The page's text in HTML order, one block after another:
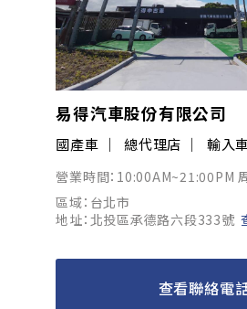
易得汽車股份有限公司
國產車 總代理店 輸入
營業時間：10:00AM~21:00PM
區域：台北市
地址：北投區承德路六段333號
查看聯絡電